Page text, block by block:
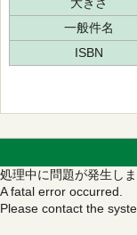
一般件名
ISBN
処理中に問題が発生し
A fatal error occurred.
Please contact the